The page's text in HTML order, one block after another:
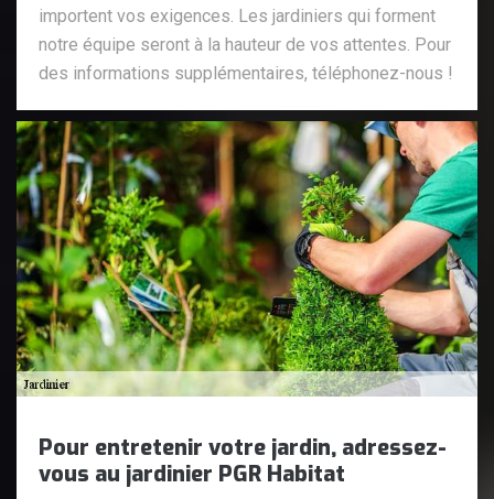
importent vos exigences. Les jardiniers qui forment
notre équipe seront à la hauteur de vos attentes. Pour
des informations supplémentaires, téléphonez-nous !
Pour entretenir votre jardin, adressez-
vous au jardinier PGR Habitat